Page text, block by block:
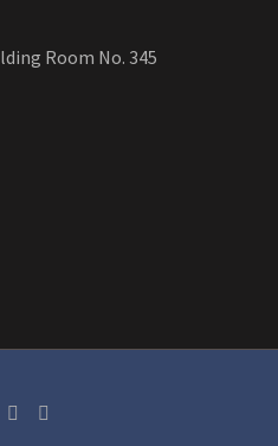
Room No. 345